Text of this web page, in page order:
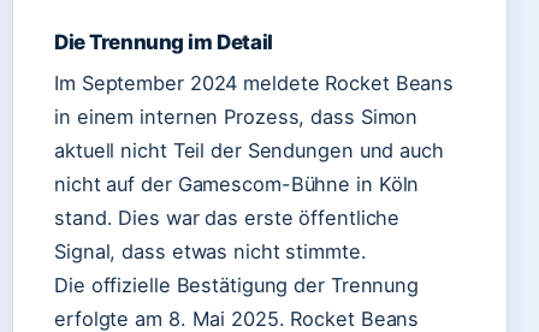
Die Trennung im Detail
Im September 2024 meldete Rocket Beans
in einem internen Prozess, dass Simon
aktuell nicht Teil der Sendungen und auch
nicht auf der Gamescom-Bühne in Köln
stand. Dies war das erste öffentliche
Signal, dass etwas nicht stimmte.
Die offizielle Bestätigung der Trennung
erfolgte am 8. Mai 2025. Rocket Beans